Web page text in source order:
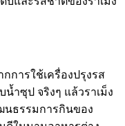
การใช้เครื่องปรุงรส
าซุป จริงๆ แล้วราเม็ง
นธรรมการกินของ